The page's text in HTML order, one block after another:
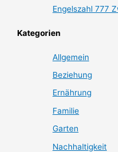
Engelszahl 777
Kategorien
Allgemein
Beziehung
Ernährung
Familie
Garten
Nachhaltigkeit